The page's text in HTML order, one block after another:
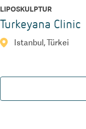
LIPOSKULPTUR
Turkeyana Clinic
Istanbul, Türkei